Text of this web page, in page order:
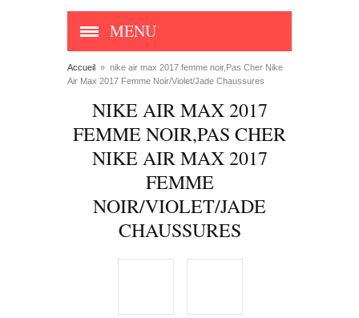
MENU
Accueil » nike air max 2017 femme noir,Pas Cher Nike
Air Max 2017 Femme Noir/Violet/Jade Chaussures
NIKE AIR MAX 2017
FEMME NOIR,PAS CHER
NIKE AIR MAX 2017
FEMME
NOIR/VIOLET/JADE
CHAUSSURES